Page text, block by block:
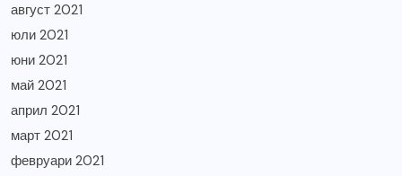
август 2021
юли 2021
юни 2021
май 2021
април 2021
март 2021
февруари 2021